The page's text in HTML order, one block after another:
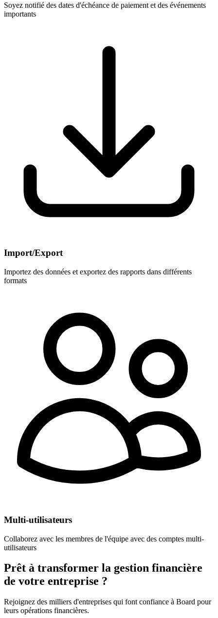
Soyez notifié des dates d'échéance de paiement et des événements
importants
Import/Export
Importez des données et exportez des rapports dans différents
formats
Multi-utilisateurs
Collaborez avec les membres de l'équipe avec des comptes multi-
utilisateurs
Prêt à transformer la gestion financière
de votre entreprise ?
Rejoignez des milliers d'entreprises qui font confiance à Board pour
leurs opérations financières.